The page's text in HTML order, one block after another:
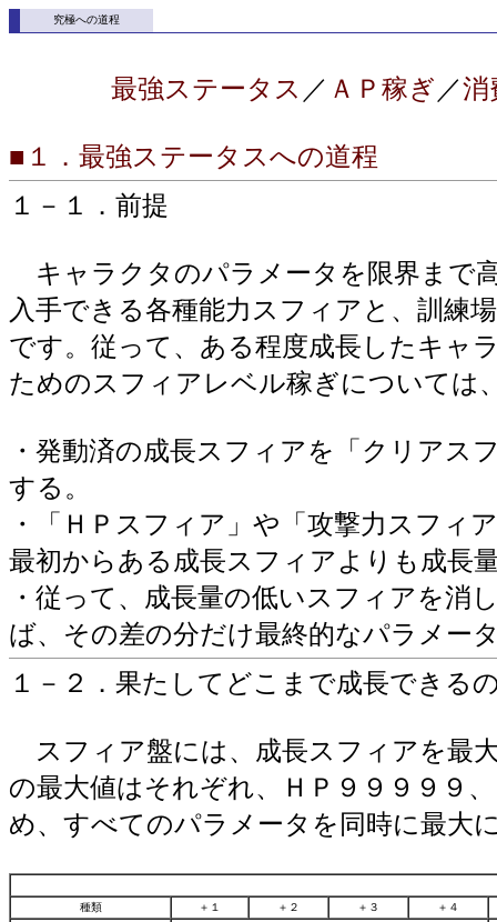
究極への道程
最強ステータス ／ ＡＰ稼ぎ ／消
■１．最強ステータスへの道程
１－１．前提
キャラクタのパラメータを限界まで
入手できる各種能力スフィアと、訓練
です。従って、ある程度成長したキャ
ためのスフィアレベル稼ぎについては
・発動済の成長スフィアを「クリアス
する。
・「ＨＰスフィア」や「攻撃力スフィ
最初からある成長スフィアよりも成長
・従って、成長量の低いスフィアを消
ば、その差の分だけ最終的なパラメー
１－２．果たしてどこまで成長できる
スフィア盤には、成長スフィアを最
の最大値はそれぞれ、ＨＰ９９９９９
め、すべてのパラメータを同時に最大
種類 ＋１ ＋２ ＋３
＋４